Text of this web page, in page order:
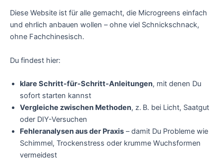
Diese Website ist für alle gemacht, die Microgreens einfach
und ehrlich anbauen wollen – ohne viel Schnickschnack,
ohne Fachchinesisch.
Du findest hier:
klare Schritt-für-Schritt-Anleitungen, mit denen Du
sofort starten kannst
Vergleiche zwischen Methoden, z. B. bei Licht, Saatgut
oder DIY-Versuchen
Fehleranalysen aus der Praxis – damit Du Probleme wie
Schimmel, Trockenstress oder krumme Wuchsformen
vermeidest